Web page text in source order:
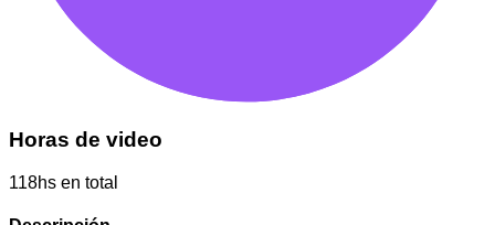
Horas de video
118hs en total